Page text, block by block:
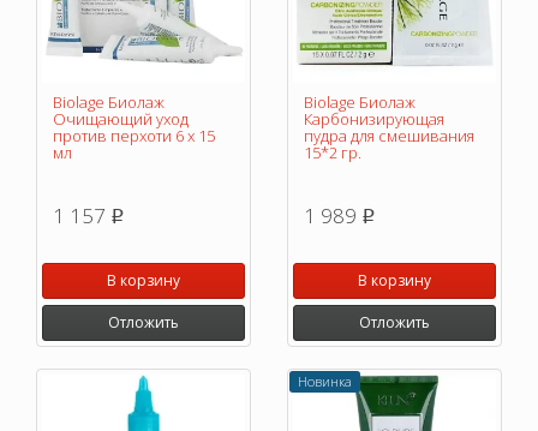
Biolage Биолаж
Очищающий уход
против перхоти 6 х 15
мл
1 157 p
В корзину
Отложить
Biolage Биолаж
Карбонизирующая
пудра для смешивания
15*2 гр.
1 989 p
В корзину
Отложить
Новинка